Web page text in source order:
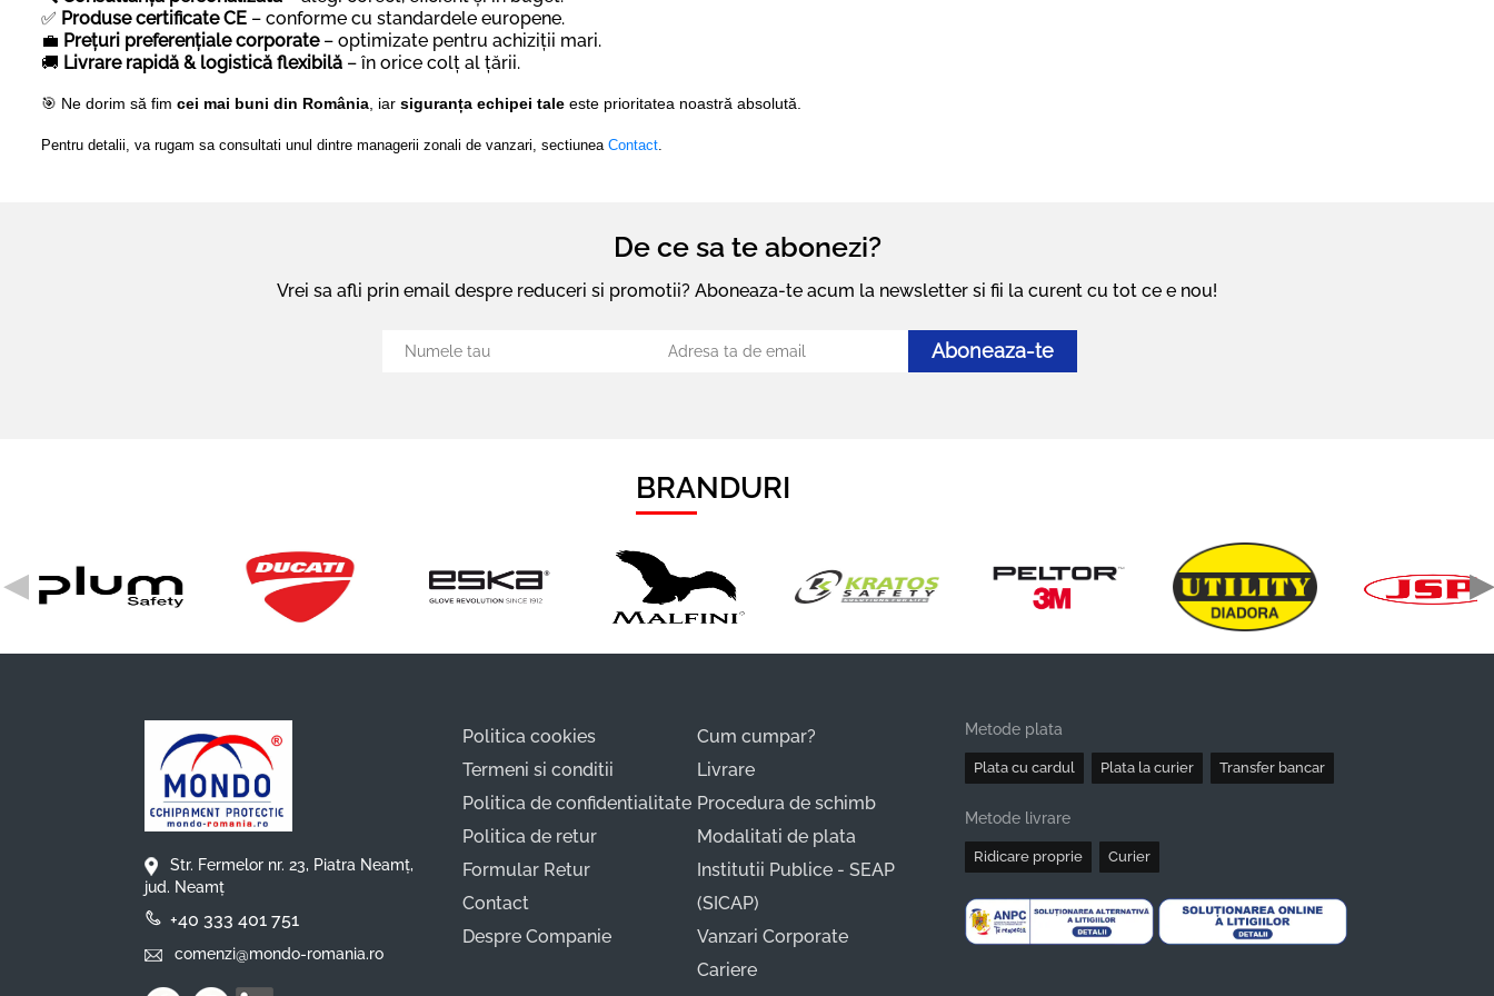
✅ Produse certificate CE – conforme cu standardele europene.
💼 Prețuri preferențiale corporate– optimizate pentru achiziții mari.
🚚 Livrare rapidă & logistică flexibilă – în orice colț al țării.
🎯 Ne dorim să fim cei mai buni din România , iar siguranța echipei tale este prioritatea noastră absolută.
Pentru detalii, va rugam sa consultati unul dintre managerii zonali de vanzari, sectiunea Contact.
De ce sa te abonezi?
Vrei sa afli prin email despre reduceri si promotii? Aboneaza-te acum la newsletter si fii la curent cu tot ce e nou!
Aboneaza-te
BRANDURI
◀ ▶
Str. Fermelor nr. 23, Piatra Neamț,
jud. Neamț
+40 333 401 751
comenzi@mondo-romania.ro
Politica cookies
Termeni si conditii
Politica de confidentialitate
Politica de retur
Formular Retur
Contact
Despre Companie
Cum cumpar?
Livrare
Procedura de schimb
Modalitati de plata
Institutii Publice - SEAP
(SICAP)
Vanzari Corporate
Cariere
Metode plata
Plata cu cardul Plata la curier Transfer bancar
Metode livrare
Ridicare proprie Curier